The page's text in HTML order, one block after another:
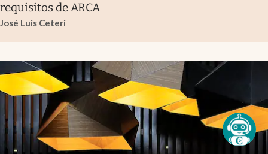
requisitos de ARCA
José Luis Ceteri